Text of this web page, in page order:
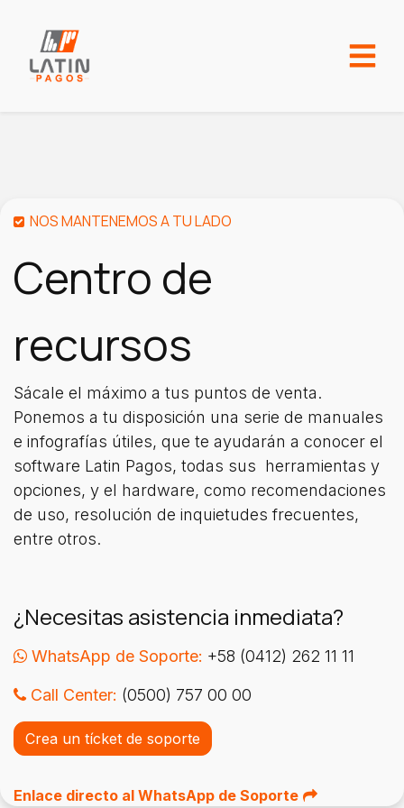
NOS MANTENEMOS A TU LADO
Centro de
recursos
Sácale el máximo a tus puntos de venta.
Ponemos a tu disposición una serie de manuales
e infografías útiles, que te ayudarán a conocer el
software Latin Pagos, todas sus herramientas y
opciones, y el hardware, como recomendaciones
de uso, resolución de inquietudes frecuentes,
entre otros.
¿Necesitas asistencia inmediata?
WhatsApp de Soporte: +58 (0412) 262 11 11
Call Center: (0500) 757 00 00
Crea un tícket de soporte
Enlace directo al WhatsApp de Soporte